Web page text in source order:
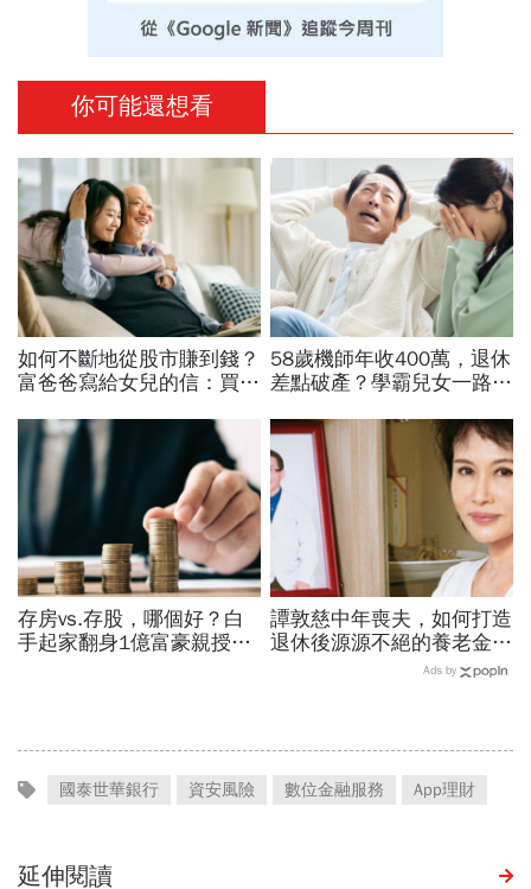
你可能還想看
如何不斷地從股市賺到錢？
富爸爸寫給女兒的信：買股
58歲機師年收400萬，退休
差點破產？學霸兒女一路私
款：賺再多都可能被三座大
山壓垮
存房vs.存股，哪個好？白
手起家翻身1億富豪親授：
譚敦慈中年喪夫，如何打造
退休後源源不絕的養老金？
兒子從埋怨到感謝「活到
Ads by
國泰世華銀行 資安風險 數位金融服務 App理財
延伸閱讀